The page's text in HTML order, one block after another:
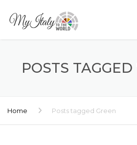
POSTS
Home Posts tagged Green